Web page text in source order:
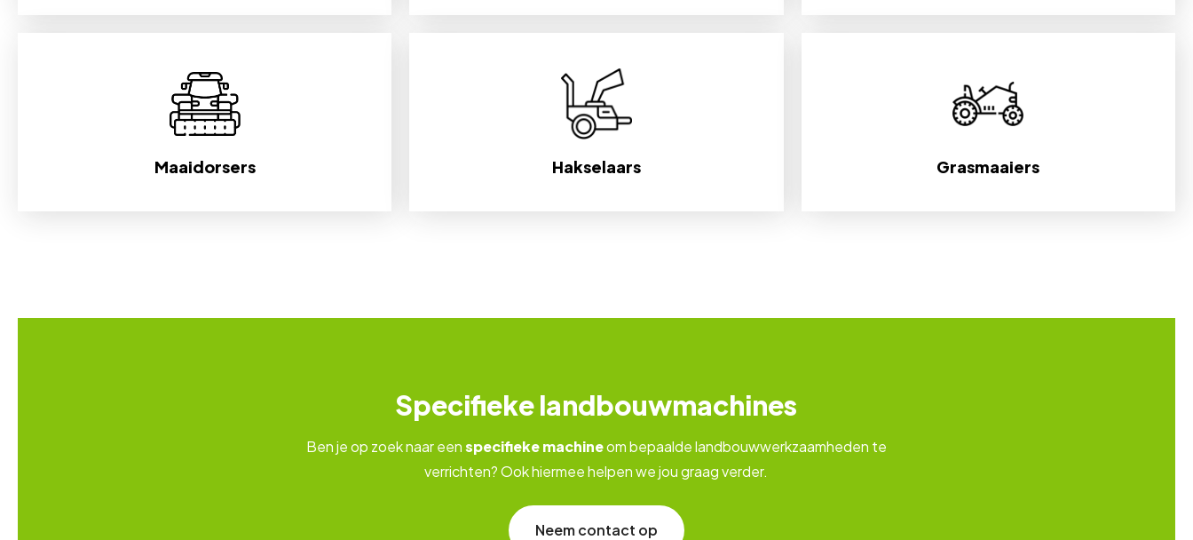
Maaidorsers Hakselaars Grasmaaiers
Specifieke landbouwmachines
Ben je op zoek naar eenspecifieke machineom bepaalde landbouwwerkzaamheden te
verrichten? Ook hiermee helpen we jou graag verder.
Neem contact op